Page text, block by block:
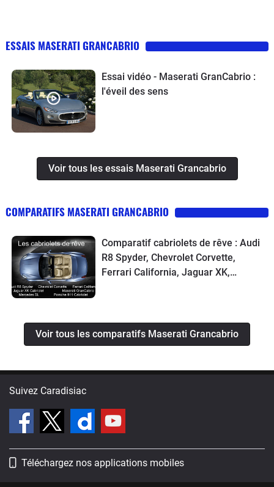
ESSAIS MASERATI GRANCABRIO
Essai vidéo - Maserati GranCabrio :
l'éveil des sens
Voir tous les essais Maserati Grancabrio
COMPARATIFS MASERATI GRANCABRIO
Comparatif cabriolets de rêve : Audi
R8 Spyder, Chevrolet Corvette,
Ferrari California, Jaguar XK,
Voir tous les comparatifs Maserati Grancabrio
Suivez Caradisiac
Téléchargez nos applications mobiles